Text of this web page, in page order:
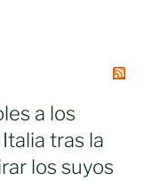
a los
tras la
los suyos